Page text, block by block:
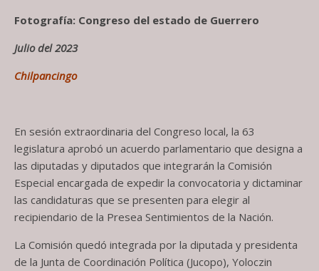
Fotografía: Congreso del estado de Guerrero
Julio del 2023
Chilpancingo
En sesión extraordinaria del Congreso local, la 63
legislatura aprobó un acuerdo parlamentario que designa a
las diputadas y diputados que integrarán la Comisión
Especial encargada de expedir la convocatoria y dictaminar
las candidaturas que se presenten para elegir al
recipiendario de la Presea Sentimientos de la Nación.
La Comisión quedó integrada por la diputada y presidenta
de la Junta de Coordinación Política (Jucopo), Yoloczin